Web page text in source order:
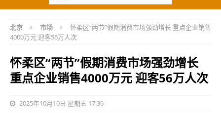
北京 市场
怀柔区“两节”假期消费市场强劲增长 重点企业销售
4000万元 迎客56万人次
怀柔区“两节”假期消费市场强劲增长
重点企业销售4000万元 迎客56万人次
2025年10月10日 星期五 17:36